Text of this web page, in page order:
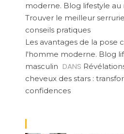
moderne. Blog lifestyle au
Trouver le meilleur
conseils pratiques
Les avantages de la pose
l'homme moderne. Blog
masculin DANS
cheveux des stars :
confidences